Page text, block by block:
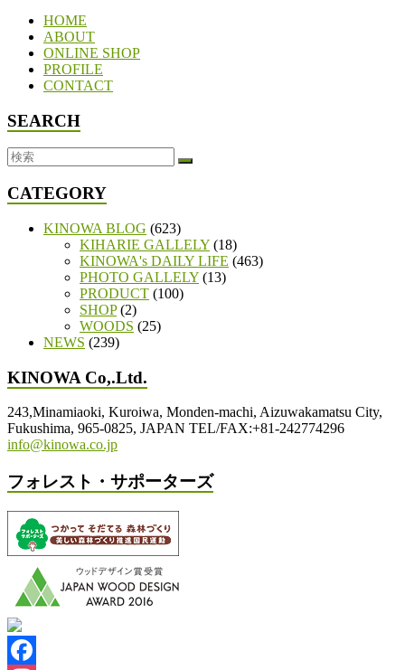
HOME
ABOUT
ONLINE SHOP
PROFILE
CONTACT
SEARCH
CATEGORY
KINOWA BLOG (623)
KIHARIE GALLELY (18)
KINOWA's DAILY LIFE (463)
PHOTO GALLELY (13)
PRODUCT (100)
SHOP(2)
WOODS (25)
NEWS (239)
KINOWA Co,.Ltd.
243,Minamiaoki, Kuroiwa, Monden-machi, Aizuwakamatsu City,
Fukushima, 965-0825, JAPAN TEL/FAX:+81-242774296
info@kinowa.co.jp
フォレスト・サポーターズ